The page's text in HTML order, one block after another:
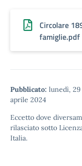
Circolare
famiglie.pdf
Pubblicato: lunedì,
aprile 2024
Eccetto dove
rilasciato sotto
Italia.